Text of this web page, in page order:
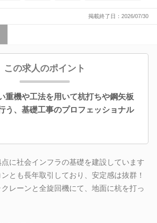
掲載終了日：2026/07/30
この求人のポイント
重機や工法を用いて杭打ちや鋼矢板
う、基礎工事のプロフェッショナル
に社会インフラの基礎を建設しています
とも長年取引しており、安定感は抜群！
クレーンと全旋回機にて、地面に杭を打っ